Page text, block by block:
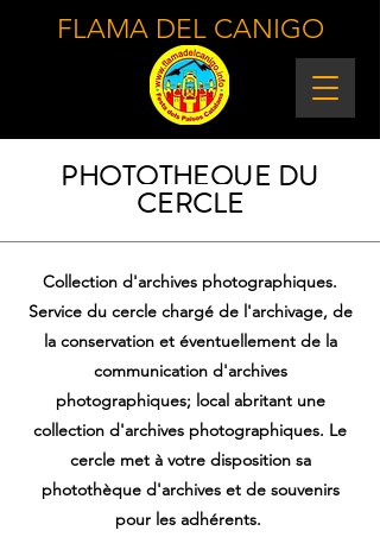
FLAMA DEL CANIGO
PHOTOTHEQUE DU
CERCLE
Collection d'archives photographiques.
Service du cercle chargé de l'archivage, de
la conservation et éventuellement de la
communication d'archives
photographiques; local abritant une
collection d'archives photographiques. Le
cercle met à votre disposition sa
photothèque d'archives et de souvenirs
pour les adhérents.